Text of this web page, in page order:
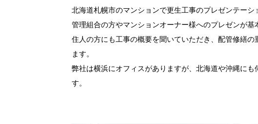
北海道札幌市のマンションで更生工事のプレゼンテーシ
管理組合の方やマンションオーナー様へのプレゼンが
住人の方にも工事の概要を聞いていただき、配管修繕
ます。
弊社は横浜にオフィスがありますが、北海道や沖縄に
す。